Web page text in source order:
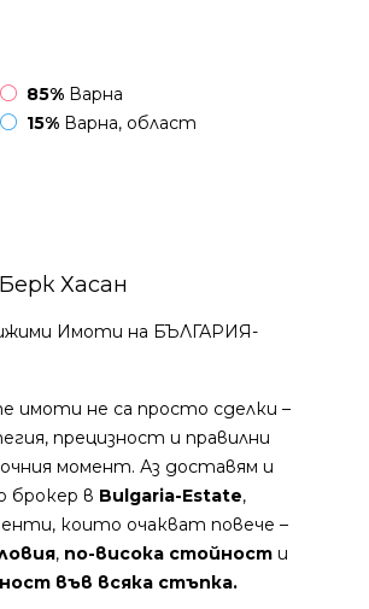
85% Варна
15% Варна, област
Хасан
Имоти на БЪЛГАРИЯ-
имоти не са просто сделки –
прецизност и правилни
момент. Аз доставям и
в Bulgaria-Estate,
които очакват повече –
, по-висока стойност и
във всяка стъпка.